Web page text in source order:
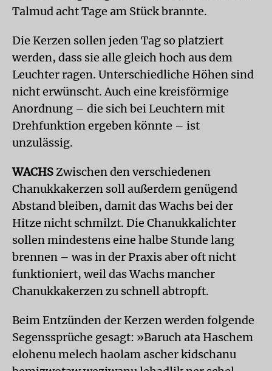
Talmud acht Tage am Stück brannte.
Die Kerzen sollen jeden Tag so platziert
werden, dass sie alle gleich hoch aus dem
Leuchter ragen. Unterschiedliche Höhen sind
nicht erwünscht. Auch eine kreisförmige
Anordnung – die sich bei Leuchtern mit
Drehfunktion ergeben könnte – ist
unzulässig.
WACHS Zwischen den verschiedenen
Chanukkakerzen soll außerdem genügend
Abstand bleiben, damit das Wachs bei der
Hitze nicht schmilzt. Die Chanukkalichter
sollen mindestens eine halbe Stunde lang
brennen – was in der Praxis aber oft nicht
funktioniert, weil das Wachs mancher
Chanukkakerzen zu schnell abtropft.
Beim Entzünden der Kerzen werden folgende
Segenssprüche gesagt: »Baruch ata Haschem
elohenu melech haolam ascher kidschanu